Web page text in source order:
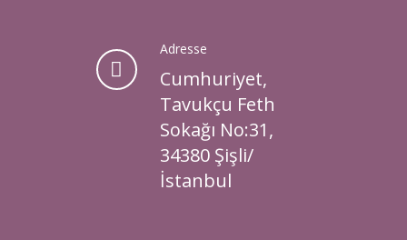
Adresse
Cumhuriyet,
Tavukçu Feth
Sokağı No:31,
34380 Şişli/
İstanbul